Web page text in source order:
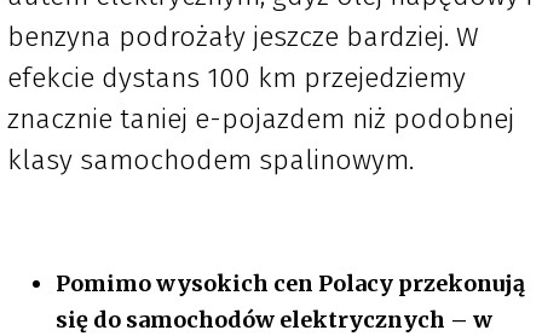
benzyna podrożały jeszcze bardziej. W
efekcie dystans 100 km przejedziemy
znacznie taniej e-pojazdem niż podobnej
klasy samochodem spalinowym.
Pomimo wysokich cen Polacy przekonują
się do samochodów elektrycznych – w